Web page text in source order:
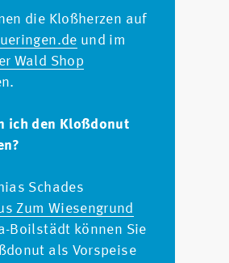
die Kloßherzen auf
und im
Wald Shop
ich den Kloßdonut
Schades
Zum Wiesengrund
Boilstädt können Sie
als Vorspeise